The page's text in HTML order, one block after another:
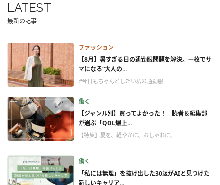
LATEST
最新の記事
ファッション
【8月】暑すぎる日の通勤服問題を解決。一枚でサ
マになる“大人の...
#今日もちゃんとしたい私の通勤服
働く
【ジャンル別】買ってよかった！ 読者＆編集部
が選ぶ「QOL爆上...
【特集】夏を、軽やかに、おしゃれに。
働く
「私には無理」を抜け出した30歳がAIと見つけた
新しいキャリア...